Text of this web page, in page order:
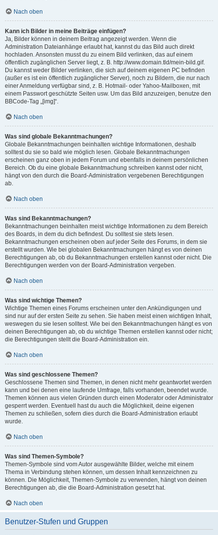
Nach oben
Kann ich Bilder in meine Beiträge einfügen?
Ja, Bilder können in deinem Beitrag angezeigt werden. Wenn die
Administration Dateianhänge erlaubt hat, kannst du das Bild auch direkt
hochladen. Ansonsten musst du zu einem Bild verlinken, das auf einem
öffentlich zugänglichen Server liegt, z. B. http://www.domain.tld/mein-bild.gif.
Du kannst weder Bilder verlinken, die sich auf deinem eigenen PC befinden
(außer es ist ein öffentlich zugänglicher Server), noch zu Bildern, die nur nach
einer Anmeldung verfügbar sind, z. B. Hotmail- oder Yahoo-Mailboxen, mit
einem Passwort geschützte Seiten usw. Um das Bild anzuzeigen, benutze den
BBCode-Tag „[img]“.
Nach oben
Was sind globale Bekanntmachungen?
Globale Bekanntmachungen beinhalten wichtige Informationen, deshalb
solltest du sie so bald wie möglich lesen. Globale Bekanntmachungen
erscheinen ganz oben in jedem Forum und ebenfalls in deinem persönlichen
Bereich. Ob du eine globale Bekanntmachung schreiben kannst oder nicht,
hängt von den durch die Board-Administration vergebenen Berechtigungen
ab.
Nach oben
Was sind Bekanntmachungen?
Bekanntmachungen beinhalten meist wichtige Informationen zu dem Bereich
des Boards, in dem du dich befindest. Du solltest sie stets lesen.
Bekanntmachungen erscheinen oben auf jeder Seite des Forums, in dem sie
erstellt wurden. Wie bei globalen Bekanntmachungen hängt es von deinen
Berechtigungen ab, ob du Bekanntmachungen erstellen kannst oder nicht. Die
Berechtigungen werden von der Board-Administration vergeben.
Nach oben
Was sind wichtige Themen?
Wichtige Themen eines Forums erscheinen unter den Ankündigungen und
sind nur auf der ersten Seite zu sehen. Sie haben meist einen wichtigen Inhalt,
weswegen du sie lesen solltest. Wie bei den Bekanntmachungen hängt es von
deinen Berechtigungen ab, ob du wichtige Themen erstellen kannst oder nicht;
die Berechtigungen stellt die Board-Administration ein.
Nach oben
Was sind geschlossene Themen?
Geschlossene Themen sind Themen, in denen nicht mehr geantwortet werden
kann und bei denen eine laufende Umfrage, falls vorhanden, beendet wurde.
Themen können aus vielen Gründen durch einen Moderator oder Administrator
gesperrt werden. Eventuell hast du auch die Möglichkeit, deine eigenen
Themen zu schließen, sofern dies durch die Board-Administration erlaubt
wurde.
Nach oben
Was sind Themen-Symbole?
Themen-Symbole sind vom Autor ausgewählte Bilder, welche mit einem
Thema in Verbindung stehen können, um dessen Inhalt kennzeichnen zu
können. Die Möglichkeit, Themen-Symbole zu verwenden, hängt von deinen
Berechtigungen ab, die die Board-Administration gesetzt hat.
Nach oben
Benutzer-Stufen und Gruppen